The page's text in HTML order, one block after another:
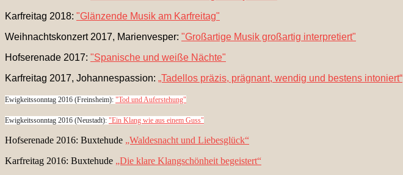
Karfreitag 2018: "Glänzende Musik am Karfreitag"
Weihnachtskonzert 2017, Marienvesper: "Großartige Musik großartig interpretiert"
Hofserenade 2017: "Spanische und weiße Nächte"
Karfreitag 2017, Johannespassion: „Tadellos präzis, prägnant, wendig und bestens intoniert“
Ewigkeitssonntag 2016 (Freinsheim): "Tod und Auferstehung"
Ewigkeitssonntag 2016 (Neustadt): "Ein Klang wie aus einem Guss"
Hofserenade 2016: Buxtehude „Waldesnacht und Liebesglück“
Karfreitag 2016: Buxtehude „Die klare Klangschönheit begeistert“